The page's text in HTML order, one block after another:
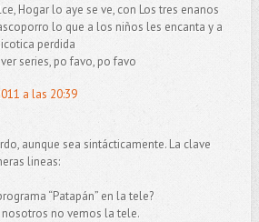
Hogar lo aye se ve, con Los tres enanos
lo que a los niños les encanta y a
perdida
series, po favo, po favo
a las 20:39
aunque sea sintácticamente. La clave
lineas:
“Patapán” en la tele?
nosotros no vemos la tele.